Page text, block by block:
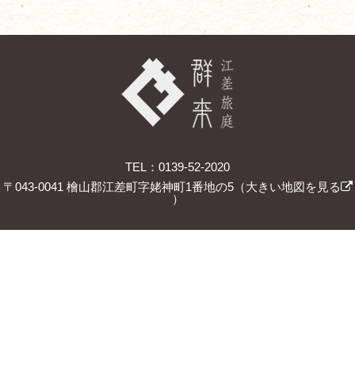
TEL：0139-52-2020
〒043-0041 檜山郡江差町字姥神町1番地の5（大きい地図を見る
）